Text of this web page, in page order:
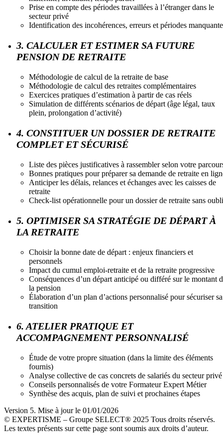
Prise en compte des périodes travaillées à l’étranger dans le
secteur privé
Identification des incohérences, erreurs et périodes
3. CALCULER ET ESTIMER SA FUTURE
PENSION DE RETRAITE
Méthodologie de calcul de la retraite de base
Méthodologie de calcul des retraites complémentaires
Exercices pratiques d’estimation à partir de cas réels
Simulation de différents scénarios de départ (âge légal, taux
plein, prolongation d’activité)
4. CONSTITUER UN DOSSIER DE RETRAITE
COMPLET ET SÉCURISÉ
Liste des pièces justificatives à rassembler selon votre
Bonnes pratiques pour préparer sa demande de retraite en
Anticiper les délais, relances et échanges avec les caisses de
retraite
Check-list opérationnelle pour un dossier de retraite sans oubli
5. OPTIMISER SA STRATÉGIE DE DÉPART À
LA RETRAITE
Choisir la bonne date de départ : enjeux financiers et
personnels
Impact du cumul emploi-retraite et de la retraite progressive
Conséquences d’un départ anticipé ou différé sur le montant
la pension
Élaboration d’un plan d’actions personnalisé pour sécuriser sa
transition
6. ATELIER PRATIQUE ET
ACCOMPAGNEMENT PERSONNALISÉ
Étude de votre propre situation (dans la limite des éléments
fournis)
Analyse collective de cas concrets de salariés du secteur privé
Conseils personnalisés de votre Formateur Expert Métier
Synthèse des acquis, plan de suivi et prochaines étapes
Version 5. Mise à jour le 01/01/2026
© EXPERTISME – Groupe SELECT® 2025 Tous droits réservés.
Les textes présents sur cette page sont soumis aux droits d’auteur.